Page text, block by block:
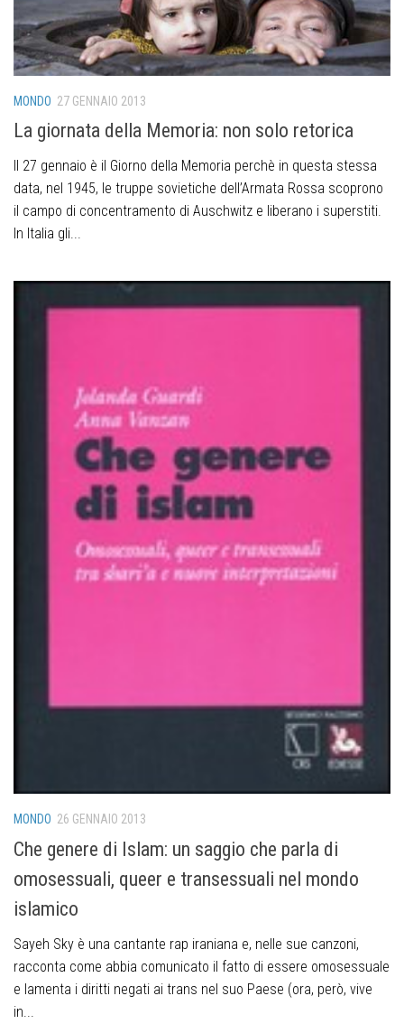
MONDO 27 GENNAIO 2013
La giornata della Memoria: non solo retorica
Il 27 gennaio è il Giorno della Memoria perchè in questa stessa
data, nel 1945, le truppe sovietiche dell’Armata Rossa scoprono
il campo di concentramento di Auschwitz e liberano i superstiti.
In Italia gli...
MONDO 26 GENNAIO 2013
Che genere di Islam: un saggio che parla di
omosessuali, queer e transessuali nel mondo
islamico
Sayeh Sky è una cantante rap iraniana e, nelle sue canzoni,
racconta come abbia comunicato il fatto di essere omosessuale
e lamenta i diritti negati ai trans nel suo Paese (ora, però, vive
in...